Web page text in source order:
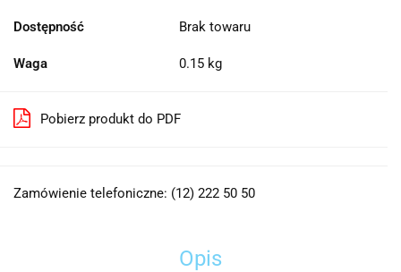
Dostępność Brak towaru
Waga 0.15 kg
Pobierz produkt do PDF
Zamówienie telefoniczne: (12) 222 50 50
Opis